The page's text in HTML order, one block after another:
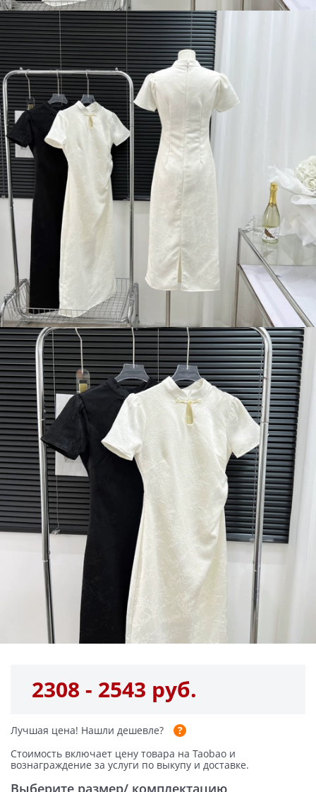
2308 - 2543 руб.
Лучшая цена! Нашли дешевле?
Стоимость включает цену товара на Taobao и
вознаграждение за услуги по выкупу и доставке.